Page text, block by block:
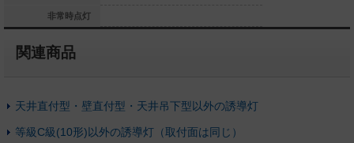
非常時点灯
格型(60分間)
関連商品
天井直付型・壁直付型・天井吊下型以外の誘導灯
等級C級(10形)以外の誘導灯（取付面は同じ）